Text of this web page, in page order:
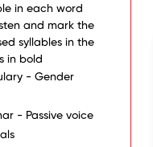
in each word
and mark the
syllables in the
in bold
- Gender
- Passive voice